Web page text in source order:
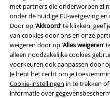
met partners die onderworpen
onder de huidige EU-wetgeving
Door op ‘Akkoord’ te klikken,
van cookies door ons en onze
weigeren door op ‘Alles weigeren’
alleen noodzakelijke cookies
voorkeuren ook aanpassen door
Je hebt het recht om je
Cookie-instellingen in te trekken
informatie over
Legal
Algemene Voorwaarden